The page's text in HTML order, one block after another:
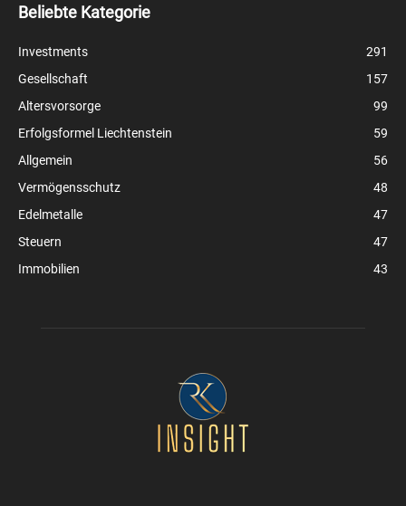
Beliebte Kategorie
Investments
291
Gesellschaft
157
Altersvorsorge
99
Erfolgsformel Liechtenstein
59
Allgemein
56
Vermögensschutz
48
Edelmetalle
47
Steuern
47
Immobilien
43